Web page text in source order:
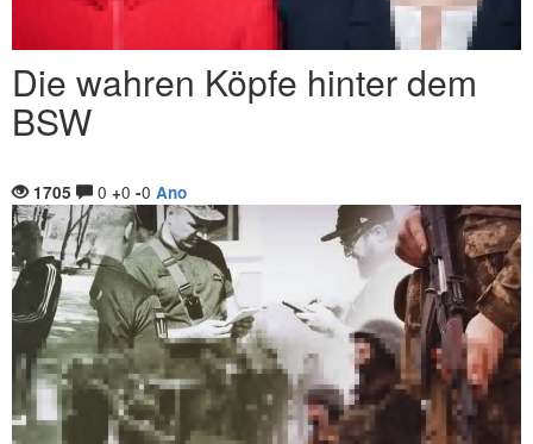
Die wahren Köpfe hinter dem
BSW
1705 0 +0 -0 Ano